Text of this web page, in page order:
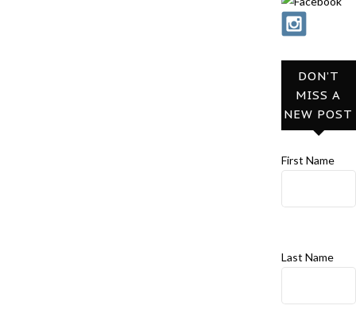
DON’T
MISS A
NEW POST
First Name
Last Name